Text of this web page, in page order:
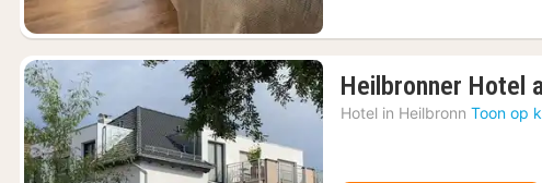
Heilbronner Hotel
Hotel in Heilbronn Toon op